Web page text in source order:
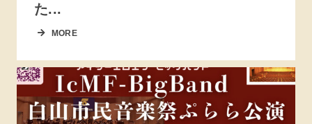
た...
MORE